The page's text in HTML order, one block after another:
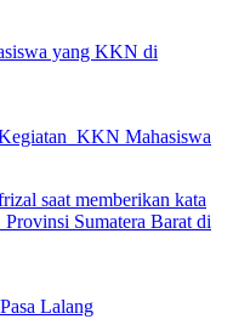
Kegiatan KKN Mahasiswa
Lalang